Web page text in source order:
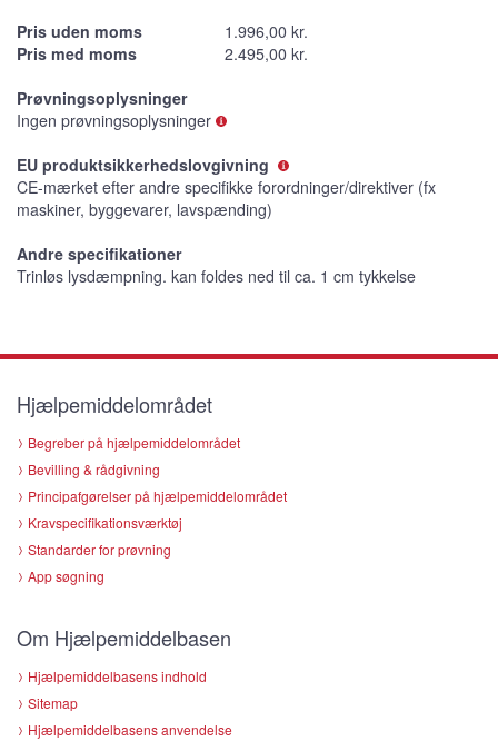
Pris uden moms
1.996,00 kr.
Pris med moms
2.495,00 kr.
Prøvningsoplysninger
Ingen prøvningsoplysninger
EU produktsikkerhedslovgivning
CE-mærket efter andre specifikke forordninger/direktiver (fx
maskiner, byggevarer, lavspænding)
Andre specifikationer
Trinløs lysdæmpning. kan foldes ned til ca. 1 cm tykkelse
Hjælpemiddelområdet
Begreber på hjælpemiddelområdet
Bevilling & rådgivning
Principafgørelser på hjælpemiddelområdet
Kravspecifikationsværktøj
Standarder for prøvning
App søgning
Om Hjælpemiddelbasen
Hjælpemiddelbasens indhold
Sitemap
Hjælpemiddelbasens anvendelse